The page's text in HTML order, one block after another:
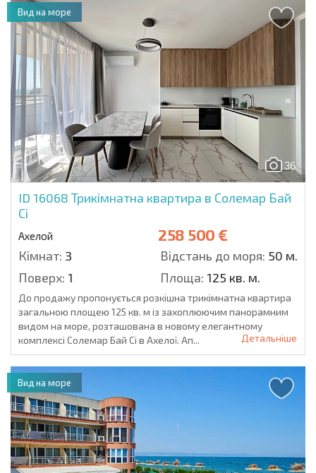
36
ID 16068 Трикімнатна квартира в Солемар Бай
Сі
Ахелой 258 500 €
Кімнат: 3 Відстань до моря: 50 м.
Поверх: 1 Площа: 125 кв. м.
Вид на море
До продажу пропонується розкішна трикімнатна квартира
загальною площею 125 кв. м із захоплюючим панорамним
видом на море, розташована в новому елегантному
комплексі Солемар Бай Сі в Ахелої. Ап...
Детальніше
Вид на море